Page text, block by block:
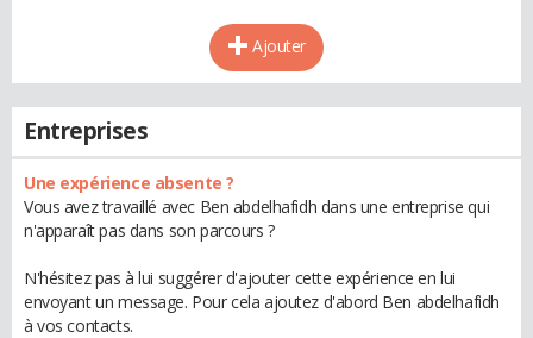
Ajouter
Entreprises
Une expérience absente ?
Vous avez travaillé avec Ben abdelhafidh dans une entreprise qui
n'apparaît pas dans son parcours ?
N'hésitez pas à lui suggérer d'ajouter cette expérience en lui
envoyant un message. Pour cela ajoutez d'abord Ben abdelhafidh
à vos contacts.